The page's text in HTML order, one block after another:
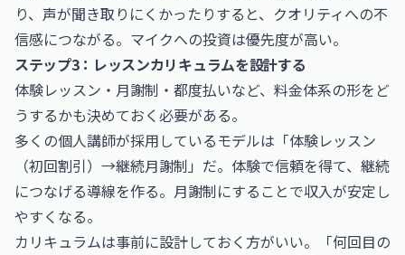
り、声が聞き取りにくかったりすると、クオリティへの不
信感につながる。マイクへの投資は優先度が高い。
ステップ3：レッスンカリキュラムを設計する
体験レッスン・月謝制・都度払いなど、料金体系の形をど
うするかも決めておく必要がある。
多くの個人講師が採用しているモデルは「体験レッスン
（初回割引）→継続月謝制」だ。体験で信頼を得て、継続
につなげる導線を作る。月謝制にすることで収入が安定し
やすくなる。
カリキュラムは事前に設計しておく方がいい。「何回目の